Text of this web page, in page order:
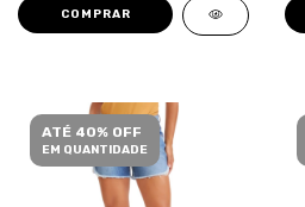
COMPRAR
ATÉ 40% OFF
EM QUANTIDADE